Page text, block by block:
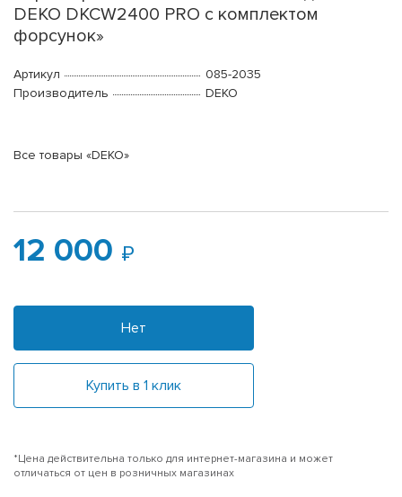
DEKO DKCW2400 PRO с комплектом
форсунок»
Артикул
085-2035
Производитель
DEKO
Все товары «DEKO»
12 000
Нет
Купить в 1 клик
*Цена действительна только для интернет-магазина и может
отличаться от цен в розничных магазинах